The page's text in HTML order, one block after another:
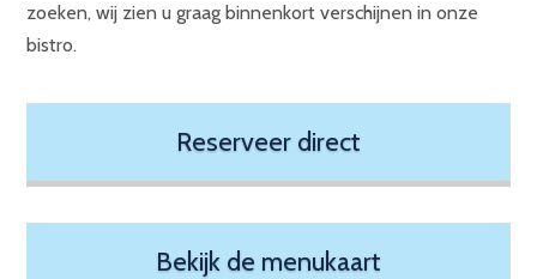
zoeken, wij zien u graag binnenkort verschijnen in onze
bistro.
Reserveer direct
Bekijk de menukaart